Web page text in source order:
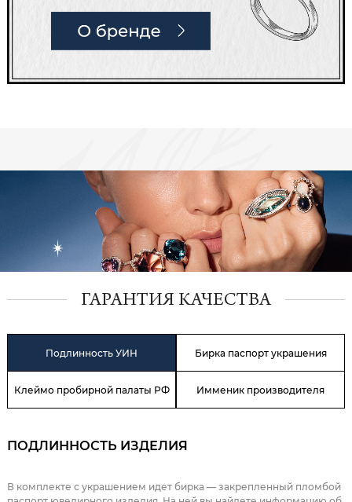
ГАРАНТИЯ КАЧЕСТВА
Подлинность УИН Бирка паспорт украшения
Клеймо пробирной палаты РФ Имменик производителя
ПОДЛИННОСТЬ ИЗДЕЛИЯ
В комплекте с украшением идет бирка — закрепленный пломбой